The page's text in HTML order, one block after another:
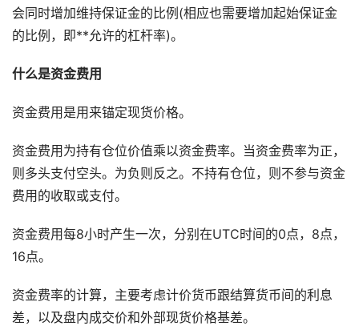
会同时增加维持保证⾦的⽐例(相应也需要增加起始保证⾦
的⽐例，即**允许的杠杆率)。
什么是资金费用
资金费用是用来锚定现货价格。
资金费用为持有仓位价值乘以资金费率。当资金费率为正，
则多头支付空头。为负则反之。不持有仓位，则不参与资金
费用的收取或支付。
资金费用每8小时产生一次，分别在UTC时间的0点，8点，
16点。
资金费率的计算，主要考虑计价货币跟结算货币间的利息
差，以及盘内成交价和外部现货价格基差。